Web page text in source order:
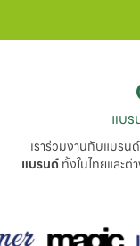
แบ
เราร่วมงานกับแบรน
แบรนด์ทั้งในไทยและต่